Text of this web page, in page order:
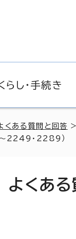
らし・手続き
くある質問と回答
2249・2289）
くある